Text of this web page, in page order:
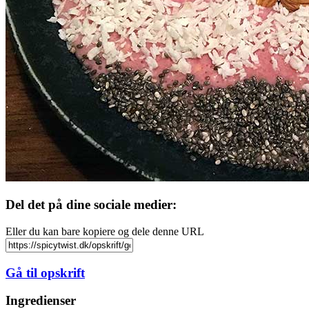
Del det på dine sociale medier:
Eller du kan bare kopiere og dele denne URL
Gå til opskrift
Ingredienser